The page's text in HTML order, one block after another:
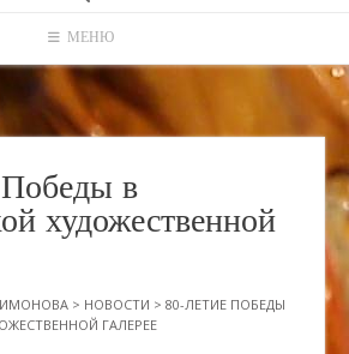
МЕНЮ
в
художественной
> НОВОСТИ > 80-ЛЕТИЕ ПОБЕДЫ
ГАЛЕРЕЕ